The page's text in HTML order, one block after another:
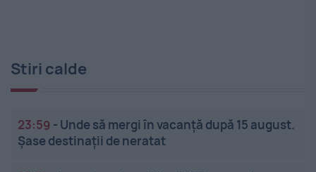
Stiri calde
23:59 - Unde să mergi în vacanță după 15 august.
Șase destinații de neratat